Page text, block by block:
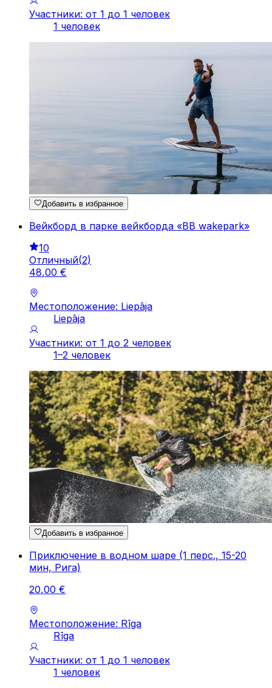
Участники: от 1 до 1 человек
1 человек
Добавить в избранное
Вейкборд в парке вейкборда «BB wakepark»
10
Отличный(2)
48,00 €
Местоположение: Liepāja
Liepāja
Участники: от 1 до 2 человек
1–2 человек
Добавить в избранное
Приключение в водном шаре (1 перс., 15-20
мин, Рига)
20,00 €
Местоположение: Rīga
Rīga
Участники: от 1 до 1 человек
1 человек